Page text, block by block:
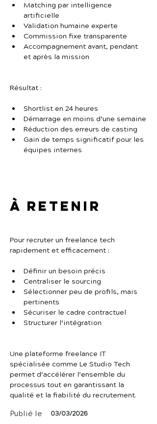
Matching par intelligence
artificielle
Validation humaine experte
Commission fixe transparente
Accompagnement avant, pendant
et après la mission
Résultat :
Shortlist en 24 heures
Démarrage en moins d’une semaine
Réduction des erreurs de casting
Gain de temps significatif pour les
équipes internes
À retenir
Pour recruter un freelance tech
rapidement et efficacement :
Définir un besoin précis
Centraliser le sourcing
Sélectionner peu de profils, mais
pertinents
Sécuriser le cadre contractuel
Structurer l’intégration
Une plateforme freelance IT
spécialisée comme Le Studio Tech
permet d’accélérer l’ensemble du
processus tout en garantissant la
qualité et la fiabilité du recrutement.
Publié le 03/03/2026